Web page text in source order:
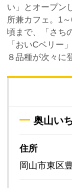
い」とオープン
所兼カフェ。1
頃まで、「さち
「おいCベリー
８品種が次々に
奥山い
住所
岡山市東区